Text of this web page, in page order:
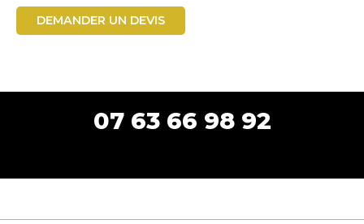
DEMANDER UN DEVIS
07 63 66 98 92